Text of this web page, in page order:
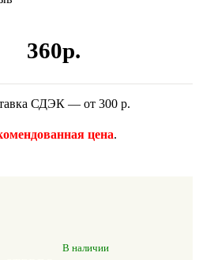
360р.
СДЭК — от 300 р.
цена.
В наличии